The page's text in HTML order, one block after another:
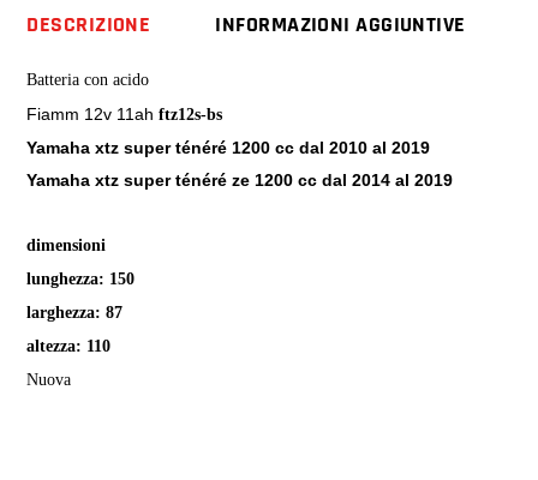
quantity
DESCRIZIONE INFORMAZIONI AGGIUNTIVE
Batteria con acido
Fiamm 12v 11ahftz12s-bs
Yamaha xtz super ténéré 1200 cc dal 2010 al 2019
Yamaha xtz super ténéré ze 1200 cc dal 2014 al 2019
dimensioni
lunghezza: 150
larghezza: 87
altezza: 110
Nuova